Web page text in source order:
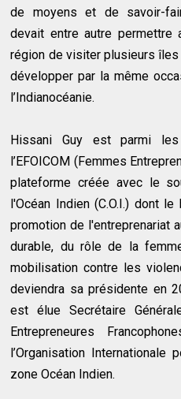
de moyens et de savoir-
devait entre autre permettre
région de visiter plusieurs îles
développer par la même
l’Indianocéanie.
Hissani Guy est parmi
l’EFOICOM (Femmes
plateforme créée avec le
l'Océan Indien (C.O.I.) dont
promotion de l'entreprenariat
durable, du rôle de la
mobilisation contre les
deviendra sa présidente en
est élue Secrétaire
Entrepreneures
l’Organisation Internationale
zone Océan Indien.